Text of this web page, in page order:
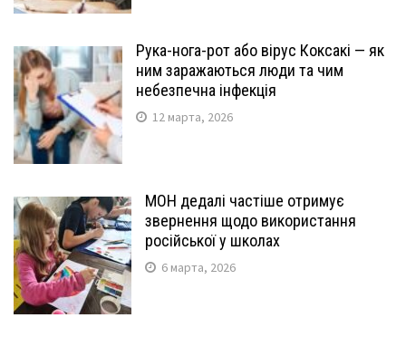
Рука-нога-рот або вірус Коксакі — як
ним заражаються люди та чим
небезпечна інфекція
12 марта, 2026
МОН дедалі частіше отримує
звернення щодо використання
російської у школах
6 марта, 2026